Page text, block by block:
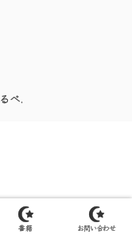
べ.
書籍 お問い合わせ